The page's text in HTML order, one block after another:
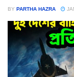
BY PARTHA HAZRA